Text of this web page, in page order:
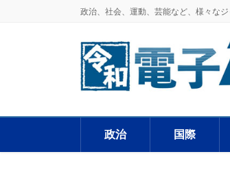
政治、社会、運動、芸能など、様々な
政治 国際